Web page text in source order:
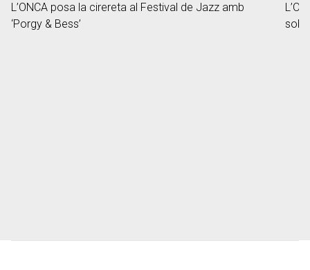
L’ONCA posa la cirereta al Festival de Jazz amb
‘Porgy & Bess’